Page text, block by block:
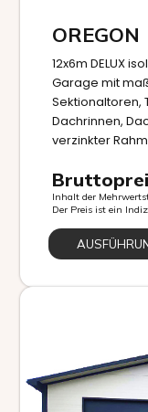
OREGON
12x6m DELUX
Garage mit
Sektionaltoren,
Dachrinnen,
verzinkter
Inhalt der
Der Preis ist ein